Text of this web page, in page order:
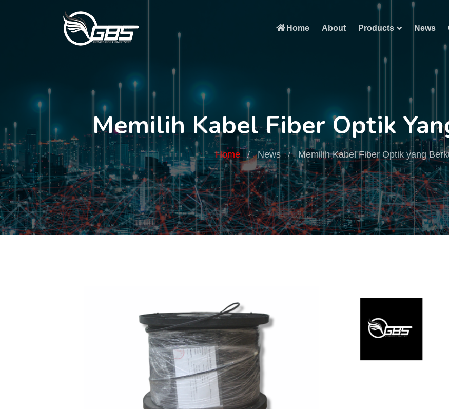
Home About Products News
Memilih Kabel Fiber Optik
Home News Memilih Kabel Fiber Optik yang